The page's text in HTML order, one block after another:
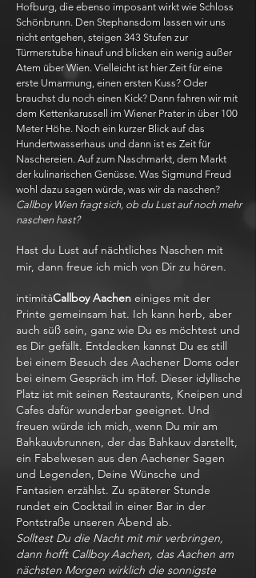
Hofburg, die ebenso imposant wirkt wie Schloss
Schönbrunn. Den Stephansdom lassen wir uns
nicht entgehen, steigen 343 Stufen zur
Türmerstube hinauf und blicken ein wenig außer
Atem über Wien. Vielleicht ist hier Zeit für eine
erste Umarmung, einen ersten Kuss? Oder
brauchst du noch einen Kick? Dann fahren wir mit
dem Kettenkarussell im Wiener Prater in über 100
Meter Höhe. Noch ein kurzer Blick auf das
Hundertwasserhaus und dann ist es Zeit für
Naschereien. Auf zum Naschmarkt, dem Markt
der kulinarischen Genüsse. Was Sigmund Freud
wohl dazu sagen würde, was wir da naschen?
Callboy Wien fragt sich, ob du Lust auf noch mehr
naschen hast?
Hast du Lust auf nächtliches Naschen mit
mir, dann freue ich mich von Dir zu hören.
intimitàCallboy Aachen einiges mit der
Printe gemeinsam hat. Ich kann herb, aber
auch süß sein, ganz wie Du es möchtest und
es Dir gefällt. Entdecken kannst Du es still
bei einem Besuch des Aachener Doms oder
bei einem Gespräch im Hof. Dieser idyllische
Platz ist mit seinen Restaurants, Kneipen und
Cafes dafür wunderbar geeignet. Und
freuen würde ich mich, wenn Du mir am
Bahkauvbrunnen, der das Bahkauv darstellt,
ein Fabelwesen aus den Aachener Sagen
und Legenden, Deine Wünsche und
Fantasien erzählst. Zu späterer Stunde
rundet ein Cocktail in einer Bar in der
Pontstraße unseren Abend ab.
Solltest Du die Nacht mit mir verbringen,
dann hofft Callboy Aachen, das Aachen am
nächsten Morgen wirklich die sonnigste